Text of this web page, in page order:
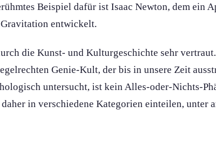
Beispiel dafür ist Isaac Newton, dem ein
entwickelt.
die Kunst- und Kulturgeschichte sehr
Genie-Kult, der bis in unsere Zeit
untersucht, ist kein Alles-oder-Nichts-
in verschiedene Kategorien einteilen, unter